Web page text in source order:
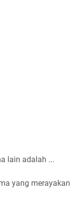
lain adalah ...
yang merayakan